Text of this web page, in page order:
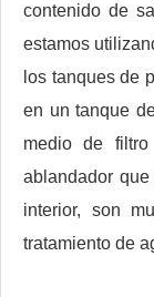
contenido de
estamos
los tanques de
en un tanque
medio de
ablandador
interior, son
tratamiento de